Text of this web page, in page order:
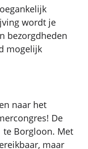
wordt je
bezorgdheden
mogelijk
naar het
De
te Borgloon. Met
maar